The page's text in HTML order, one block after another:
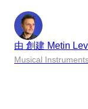
由 創建 Metin
Musical